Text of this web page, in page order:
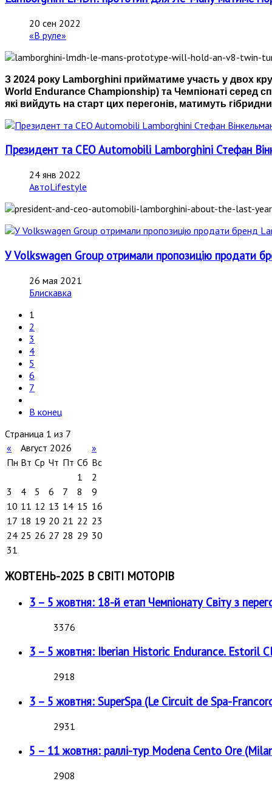
20 сен 2022
«В руле»
З 2024 року Lamborghini прийматиме участь у двох
World Endurance Championship) та Чемпіонаті серед
які вийдуть на старт цих перегонів, матимуть
Президент та CEO Automobili Lamborghini Стефан
24 янв 2022
АвтоLifestyle
У Volkswagen Group отримали пропозицію продати
26 мая 2021
Блискавка
1
2
3
4
5
6
7
В конец
Страница 1 из 7
«
Август 2026
»
Пн Вт Ср Чт Пт Сб Вс
1
2
3
4 5 6 7 8
9
10 11 12 13 14 15 16
17 18 19 20 21 22 23
24 25 26 27 28 29 30
31
ЖОВТЕНЬ-2025 В СВІТІ МОТОРІВ
3 – 5 жовтня: 18-й етап Чемпіонату Світу з
3376
3 – 5 жовтня: Iberian Historic Endurance. Estoril
2918
3 – 5 жовтня: SuperSpa (Le Circuit de Spa-
2931
5 – 11 жовтня: раллі-тур Modena Cento Ore
2908